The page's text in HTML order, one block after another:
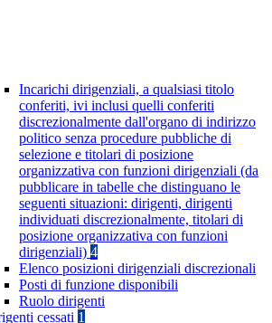
Incarichi dirigenziali, a qualsiasi titolo
conferiti, ivi inclusi quelli conferiti
discrezionalmente dall'organo di indirizzo
politico senza procedure pubbliche di
selezione e titolari di posizione
organizzativa con funzioni dirigenziali (da
pubblicare in tabelle che distinguano le
seguenti situazioni: dirigenti, dirigenti
individuati discrezionalmente, titolari di
posizione organizzativa con funzioni
dirigenziali) 4
Elenco posizioni dirigenziali discrezionali
Posti di funzione disponibili
Ruolo dirigenti
cessati 1